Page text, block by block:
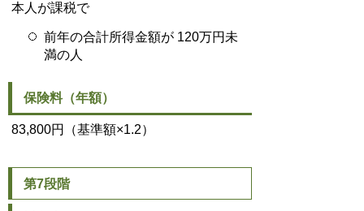
本人が課税で
前年の合計所得金額が 120万円未
満の人
保険料（年額）
83,800円（基準額×1.2）
第7段階